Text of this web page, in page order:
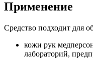
Применение
Средство подходит для
кожи рук
лабораторий,